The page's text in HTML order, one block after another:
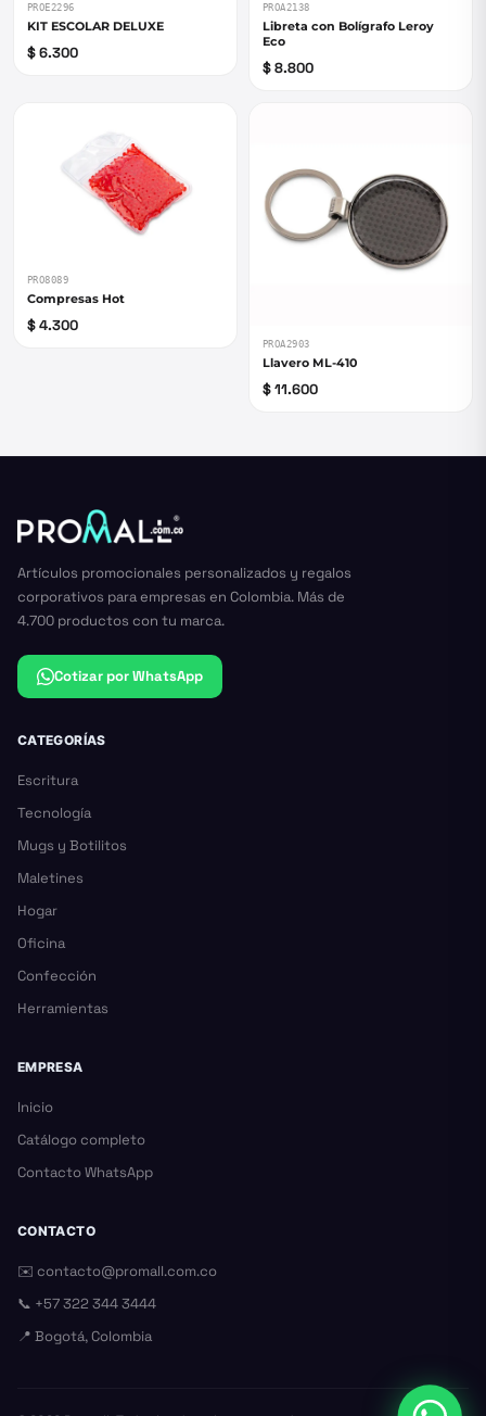
PROE2296
KIT ESCOLAR DELUXE
$ 6.300
PROA2138
Libreta con Bolígrafo Leroy
Eco
$ 8.800
PRO8089
Compresas Hot
$ 4.300
PROA2903
Llavero ML-410
$ 11.600
Artículos promocionales personalizados y regalos
corporativos para empresas en Colombia. Más de
4.700 productos con tu marca.
Cotizar por WhatsApp
CATEGORÍAS
Escritura
Tecnología
Mugs y Botilitos
Maletines
Hogar
Oficina
Confección
Herramientas
EMPRESA
Inicio
Catálogo completo
Contacto WhatsApp
CONTACTO
✉️ contacto@promall.com.co
📞 +57 322 344 3444
📍 Bogotá, Colombia